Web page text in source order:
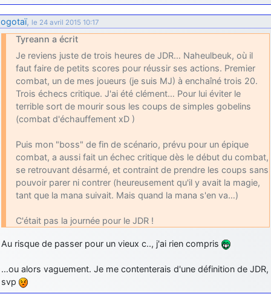
ogotaï, le 24 avril 2015 10:17
Tyreann a écrit
Je reviens juste de trois heures de JDR… Naheulbeuk, où il
faut faire de petits scores pour réussir ses actions. Premier
combat, un de mes joueurs (je suis MJ) à enchaîné trois 20.
Trois échecs critique. J'ai été clément… Pour lui éviter le
terrible sort de mourir sous les coups de simples gobelins
(combat d'échauffement xD )
Puis mon "boss" de fin de scénario, prévu pour un épique
combat, a aussi fait un échec critique dès le début du combat,
se retrouvant désarmé, et contraint de prendre les coups sans
pouvoir parer ni contrer (heureusement qu'il y avait la magie,
tant que la mana suivait. Mais quand la mana s'en va…)
C'était pas la journée pour le JDR !
Au risque de passer pour un vieux c.., j'ai rien compris
…ou alors vaguement. Je me contenterais d'une définition de JDR,
svp